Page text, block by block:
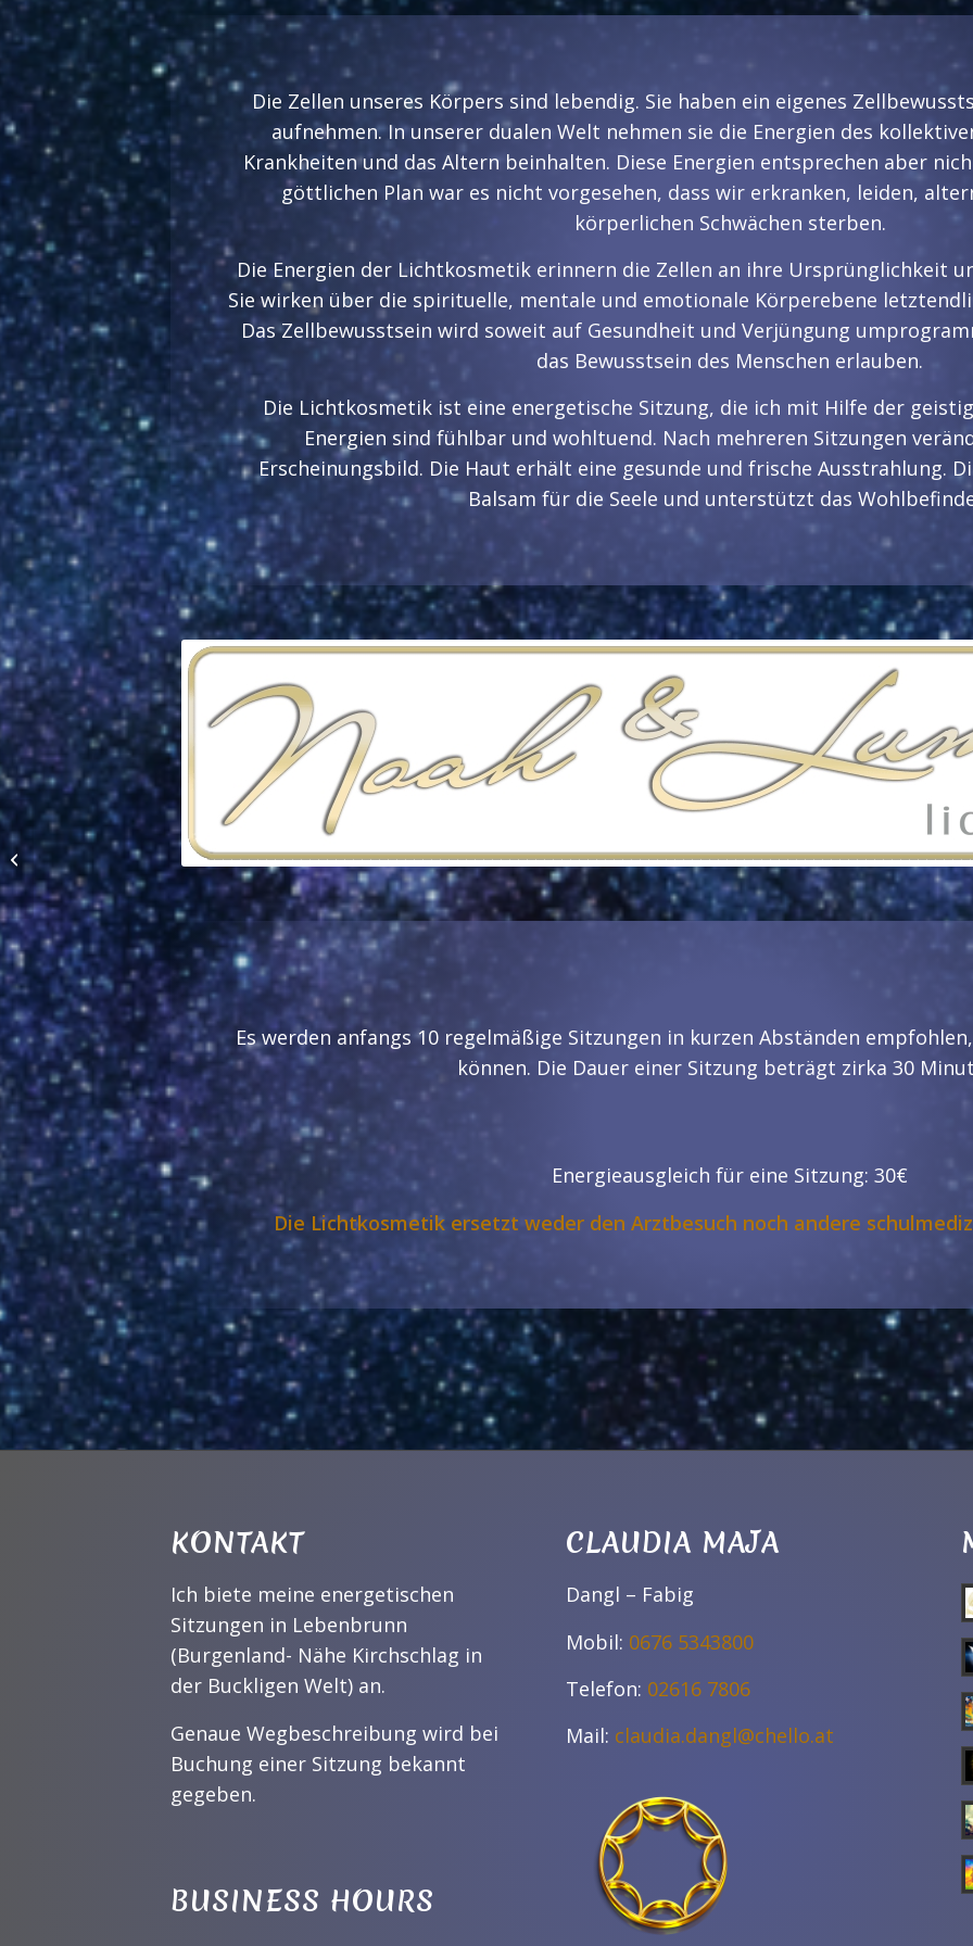
Die Zellen unseres Körpers sind lebendig. Sie haben ein eigenes
aufnehmen. In unserer dualen Welt nehmen sie die Energien des
Krankheiten und das Altern beinhalten. Diese Energien entsprechen aber
göttlichen Plan war es nicht vorgesehen, dass wir erkranken, leiden,
körperlichen Schwächen sterben.
Die Energien der Lichtkosmetik erinnern die Zellen an ihre Ursprünglichkeit
Sie wirken über die spirituelle, mentale und emotionale Körperebene
Das Zellbewusstsein wird soweit auf Gesundheit und Verjüngung
das Bewusstsein des Menschen erlauben.
Die Lichtkosmetik ist eine energetische Sitzung, die ich mit Hilfe der
Energien sind fühlbar und wohltuend. Nach mehreren Sitzungen
Erscheinungsbild. Die Haut erhält eine gesunde und frische Ausstrahlung.
Balsam für die Seele und unterstützt das
Es werden anfangs 10 regelmäßige Sitzungen in kurzen Abständen
können. Die Dauer einer Sitzung beträgt zirka 30
Energieausgleich für eine Sitzung: 30€
Die Lichtkosmetik ersetzt weder den Arztbesuch noch andere
KONTAKT
Ich biete meine energetischen
Sitzungen in Lebenbrunn
(Burgenland- Nähe Kirchschlag in
der Buckligen Welt) an.
Genaue Wegbeschreibung wird bei
Buchung einer Sitzung bekannt
gegeben.
BUSINESS HOURS
CLAUDIA MAJA
Dangl – Fabig
Mobil: 0676 5343800
Telefon: 02616 7806
Mail: claudia.dangl@chello.at
INTUITION DER NEUEN
ZEIT